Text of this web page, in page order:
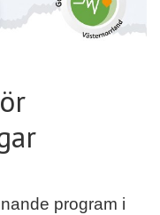
program i